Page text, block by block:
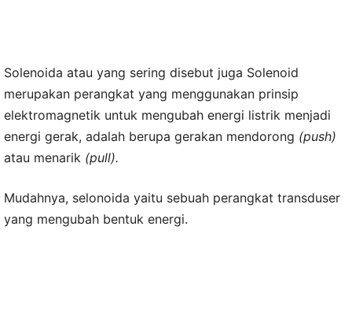
Solenoida atau yang sering disebut juga Solenoid
merupakan perangkat yang menggunakan prinsip
elektromagnetik untuk mengubah energi listrik menjadi
energi gerak, adalah berupa gerakan mendorong (push)
atau menarik (pull).
Mudahnya, selonoida yaitu sebuah perangkat transduser
yang mengubah bentuk energi.